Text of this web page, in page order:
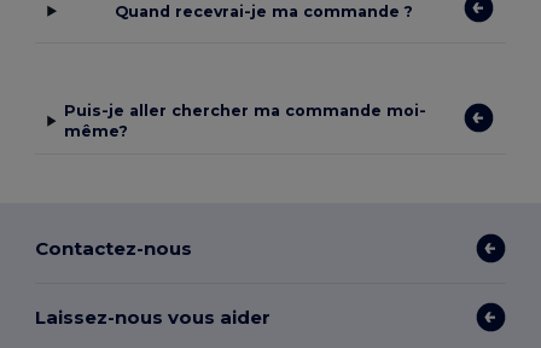
Quand recevrai-je ma commande ?
Puis-je aller chercher ma commande moi-
même?
Contactez-nous
Laissez-nous vous aider